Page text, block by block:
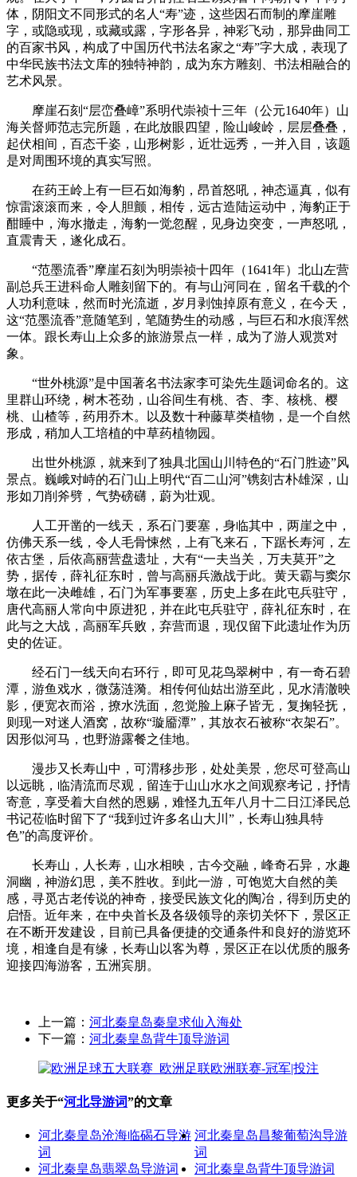
体，阴阳文不同形式的名人“寿”迹，这些因石而制的摩崖雕
字，或隐或现，或藏或露，字形各异，神彩飞动，那异曲同工
的百家书风，构成了中国历代书法名家之“寿”字大成，表现了
中华民族书法文库的独特神韵，成为东方雕刻、书法相融合的
艺术风景。
摩崖石刻“层峦叠嶂”系明代崇祯十三年（公元1640年）山
海关督师范志完所题，在此放眼四望，险山峻岭，层层叠叠，
起伏相间，百态千姿，山形树影，近壮远秀，一并入目，该题
是对周围环境的真实写照。
在药王岭上有一巨石如海豹，昂首怒吼，神态逼真，似有
惊雷滚滚而来，令人胆颤，相传，远古造陆运动中，海豹正于
酣睡中，海水撤走，海豹一觉忽醒，见身边突变，一声怒吼，
直震青天，遂化成石。
“范墨流香”摩崖石刻为明崇祯十四年（1641年）北山左营
副总兵王进科命人雕刻留下的。有与山河同在，留名千载的个
人功利意味，然而时光流逝，岁月剥蚀掉原有意义，在今天，
这“范墨流香”意随笔到，笔随势生的动感，与巨石和水痕浑然
一体。跟长寿山上众多的旅游景点一样，成为了游人观赏对
象。
“世外桃源”是中国著名书法家李可染先生题词命名的。这
里群山环绕，树木苍劲，山谷间生有桃、杏、李、核桃、樱
桃、山楂等，药用乔木。以及数十种藤草类植物，是一个自然
形成，稍加人工培植的中草药植物园。
出世外桃源，就来到了独具北国山川特色的“石门胜迹”风
景点。巍峨对峙的石门山上明代“百二山河”镌刻古朴雄深，山
形如刀削斧劈，气势磅礴，蔚为壮观。
人工开凿的一线天，系石门要塞，身临其中，两崖之中，
仿佛天系一线，令人毛骨悚然，上有飞来石，下踞长寿河，左
依古堡，后依高丽营盘遗址，大有“一夫当关，万夫莫开”之
势，据传，薛礼征东时，曾与高丽兵激战于此。黄天霸与窦尔
墩在此一决雌雄，石门为军事要塞，历史上多在此屯兵驻守，
唐代高丽人常向中原进犯，并在此屯兵驻守，薛礼征东时，在
此与之大战，高丽军兵败，弃营而退，现仅留下此遗址作为历
史的佐证。
经石门一线天向右环行，即可见花鸟翠树中，有一奇石碧
潭，游鱼戏水，微荡涟漪。相传何仙姑出游至此，见水清澈映
影，便宽衣而浴，撩水洗面，忽觉脸上麻子皆无，复掬轻抚，
则现一对迷人酒窝，故称“璇靥潭”，其放衣石被称“衣架石”。
因形似河马，也野游露餐之佳地。
漫步又长寿山中，可渭移步形，处处美景，您尽可登高山
以远眺，临清流而尽观，留连于山山水水之间观察考记，抒情
寄意，享受着大自然的恩赐，难怪九五年八月十二日江泽民总
书记莅临时留下了“我到过许多名山大川”，长寿山独具特
色”的高度评价。
长寿山，人长寿，山水相映，古今交融，峰奇石异，水趣
洞幽，神游幻思，美不胜收。到此一游，可饱览大自然的美
感，寻觅古老传说的神奇，接受民族文化的陶冶，得到历史的
启悟。近年来，在中央首长及各级领导的亲切关怀下，景区正
在不断开发建设，目前已具备便捷的交通条件和良好的游览环
境，相逢自是有缘，长寿山以客为尊，景区正在以优质的服务
迎接四海游客，五洲宾朋。
上一篇： 河北秦皇岛秦皇求仙入海处
下一篇： 河北秦皇岛背牛顶导游词
更多关于“河北导游词”的文章
河北秦皇岛沧海临碣石导游
词
河北秦皇岛昌黎葡萄沟导游
词
河北秦皇岛翡翠岛导游词
河北秦皇岛背牛顶导游词